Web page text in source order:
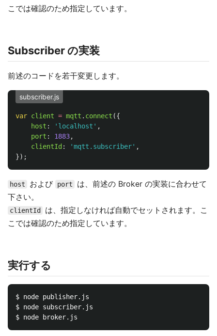
こでは確認のため指定しています。
Subscriber の実装
前述のコードを若干変更します。
subscriber.js
var client = mqtt . connect ({
host : ' localhost ' ,
port : 1883,
clientId : 'mqtt.subscriber' ,
});
host および port
は、前述の Broker の実装に合わせて
下さい。
clientId
は、指定しなければ自動でセットされます。こ
こでは確認のため指定しています。
実行する
$ node publisher.js
$ node subscriber.js